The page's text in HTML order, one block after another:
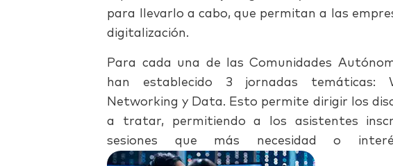
para llevarlo a cabo, que permitan a las
digitalización.
Para cada una de las Comunidades
han establecido 3 jornadas temáticas:
Networking y Data. Esto permite dirigir los
a tratar, permitiendo a los asistentes
sesiones que más necesidad o